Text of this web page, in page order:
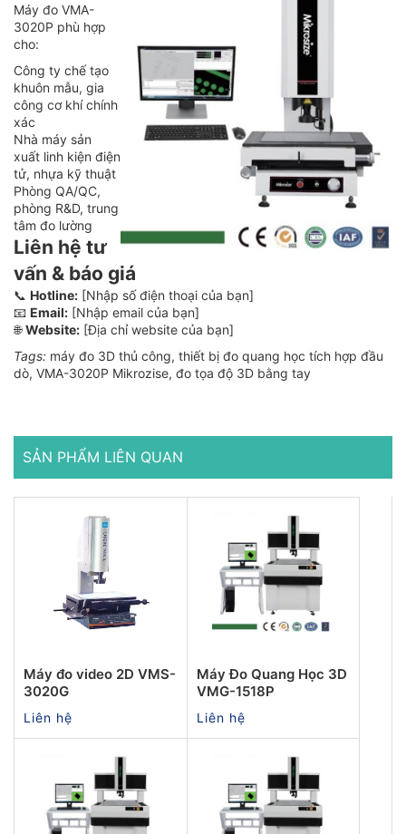
Máy đo VMA-
3020P phù hợp
cho:
Công ty chế tạo
khuôn mẫu, gia
công cơ khí chính
xác
Nhà máy sản
xuất linh kiện điện
tử, nhựa kỹ thuật
Phòng QA/QC,
phòng R&D, trung
tâm đo lường
Liên hệ tư
vấn & báo giá
📞 Hotline: [Nhập số điện thoại của bạn]
📧 Email: [Nhập email của bạn]
🌐Website: [Địa chỉ website của bạn]
Tags: máy đo 3D thủ công, thiết bị đo quang học tích hợp đầu
dò, VMA-3020P Mikrozise, đo tọa độ 3D bằng tay
SẢN PHẨM LIÊN QUAN
Máy đo video 2D VMS-
3020G
Liên hệ
Máy Đo Quang Học 3D
VMG-1518P
Liên hệ